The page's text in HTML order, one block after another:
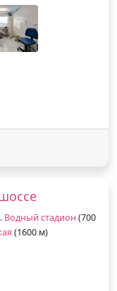
Водный стадион (700
(1600 м)